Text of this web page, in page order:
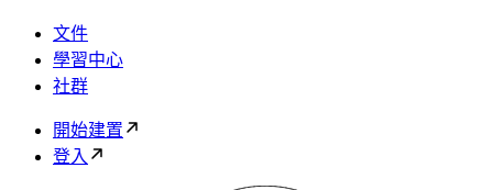
文件
學習中心
社群
開始建置
登入